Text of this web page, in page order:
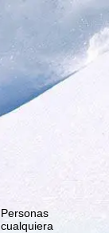
Personas
cualquiera